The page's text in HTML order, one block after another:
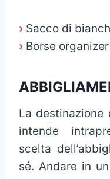
› Sacco di
› Borse
La
intende
scelta
sé. Andare in